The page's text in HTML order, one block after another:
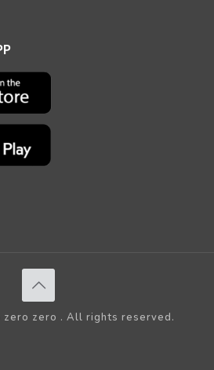
zero . All rights reserved.